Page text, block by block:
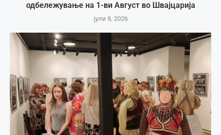
одбележување на 1-ви Август во Швајцарија
јули 8, 2026